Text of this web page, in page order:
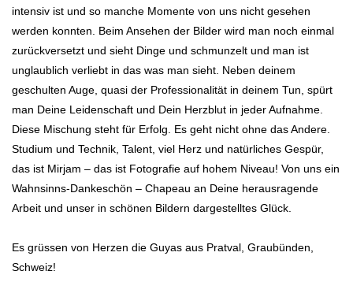
intensiv ist und so manche Momente von uns nicht gesehen
werden konnten. Beim Ansehen der Bilder wird man noch einmal
zurückversetzt und sieht Dinge und schmunzelt und man ist
unglaublich verliebt in das was man sieht. Neben deinem
geschulten Auge, quasi der Professionalität in deinem Tun, spürt
man Deine Leidenschaft und Dein Herzblut in jeder Aufnahme.
Diese Mischung steht für Erfolg. Es geht nicht ohne das Andere.
Studium und Technik, Talent, viel Herz und natürliches Gespür,
das ist Mirjam – das ist Fotografie auf hohem Niveau! Von uns ein
Wahnsinns-Dankeschön – Chapeau an Deine herausragende
Arbeit und unser in schönen Bildern dargestelltes Glück.
Es grüssen von Herzen die Guyas aus Pratval, Graubünden,
Schweiz!